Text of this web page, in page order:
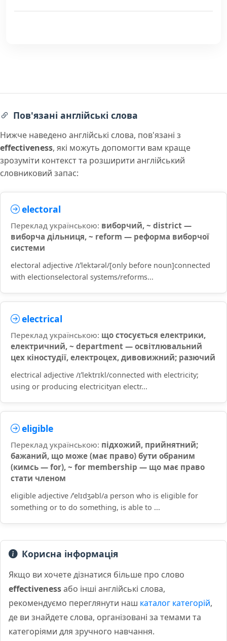
Пов'язані англійські слова
Нижче наведено англійські слова, пов'язані з
effectiveness, які можуть допомогти вам краще
зрозуміти контекст та розширити англійський
словниковий запас:
electoral
Переклад українською: виборчий, ~ district —
виборча дільниця, ~ reform — реформа виборчої
системи
electoral adjective /ɪˈlektərəl/[only before noun]connected
with electionselectoral systems/reforms...
electrical
Переклад українською: що стосується електрики,
електричний, ~ department — освітлювальний
цех кіностудії, електроцех, дивовижний; разючий
electrical adjective /ɪˈlektrɪkl/connected with electricity;
using or producing electricityan electr...
eligible
Переклад українською: підхожий, прийнятний;
бажаний, що може (має право) бути обраним
(кимсь — for), ~ for membership — що має право
стати членом
eligible adjective /ˈelɪdʒəbl/a person who is eligible for
something or to do something, is able to ...
Корисна інформація
Якщо ви хочете дізнатися більше про слово
effectivenessабо інші англійські слова,
рекомендуємо переглянути наш каталог категорій,
де ви знайдете слова, організовані за темами та
категоріями для зручного навчання.